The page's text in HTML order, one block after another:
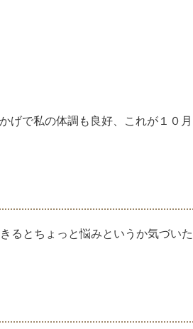
げで私の体調も良好、これが１０月
るとちょっと悩みというか気づいた